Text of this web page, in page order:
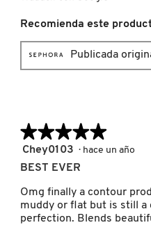
PETER THOMAS ROTH
PRADA
RABANNE
Recomienda este
Publicada
★★★★★
★★★★★
5
de
estrellas.
Chey0103 · hace un año
BEST EVER
Omg finally a contour
muddy or flat but is still a
perfection. Blends